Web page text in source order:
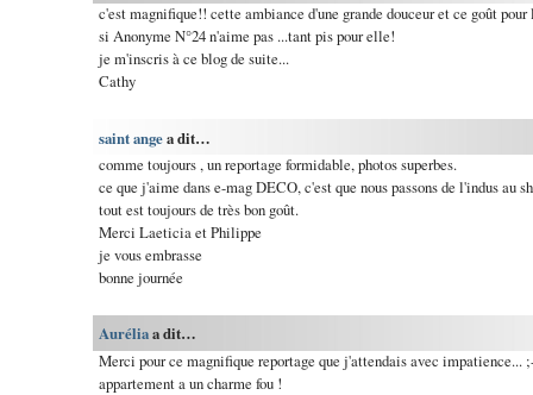
c'est magnifique!! cette ambiance d'une grande douceur et ce goût
si Anonyme N°24 n'aime pas ...tant pis pour elle!
je m'inscris à ce blog de suite...
Cathy
saint angea dit…
comme toujours , un reportage formidable, photos superbes.
ce que j'aime dans e-mag DECO, c'est que nous passons de l'indus au
tout est toujours de très bon goût.
Merci Laeticia et Philippe
je vous embrasse
bonne journée
Auréliaa dit…
Merci pour ce magnifique reportage que j'attendais avec impatience...
appartement a un charme fou !